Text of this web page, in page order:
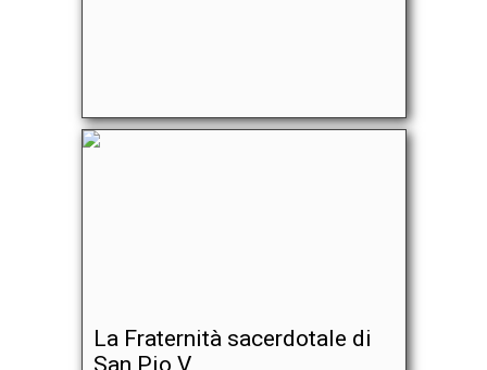
La Fraternità sacerdotale di
San Pio V